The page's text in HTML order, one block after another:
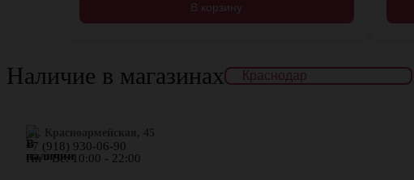
В корзину
Наличие в магазинах
ул. Красноармейская, 45
+7 (918) 930-06-90
Пн - Вс: 10:00 - 22:00